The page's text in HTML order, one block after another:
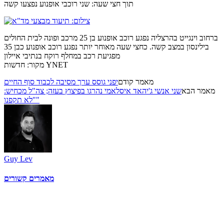
תוך חצי שעה: שני רוכבי אופנוע נפצעו קשה
ברחוב וינגייט בהרצליה נפגע רוכב אופנוע בן 25 מרכב ופונה לבית החולים
בילינסון במצב קשה. כחצי שעה מאוחר יותר נפגע רוכב אופנוע כבן 35
מפגיעת רכב במחלף רוקח בנתיבי איילון
מקור: חדשות YNET
מאמר קודםיפני גוסס ערך מסיבה לכבוד סוף החיים
מאמר הבאשני אנשי ג'יהאד איסלאמי נהרגו בפיצוץ בעזה; צה"ל מכחיש:
"לא תקפנו"
Guy Lev
מאמרים קשורים